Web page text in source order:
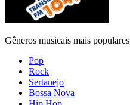
Gêneros musicais mais populares
Pop
Rock
Sertanejo
Bossa Nova